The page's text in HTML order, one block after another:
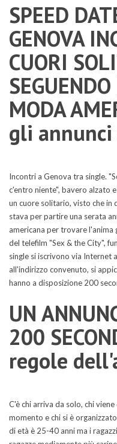
SPEED
GENOVA
CUORI
MODA
gli
Incontri a Genova tra single.
c'entro niente", bavero alzato
un cuore solitario, visto che in
stava per partire una serata
americana per trovare l'anima
del telefilm "Sex & the City",
single si iscrivono via Internet
all'indirizzo convenuto, si
hanno a disposizione 200
UN
200
regole
C'è chi arriva da solo, chi
momento e chi si è
di età è 25-40 anni ma i